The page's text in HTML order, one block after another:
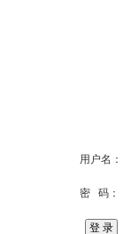
用户名：
密 码：